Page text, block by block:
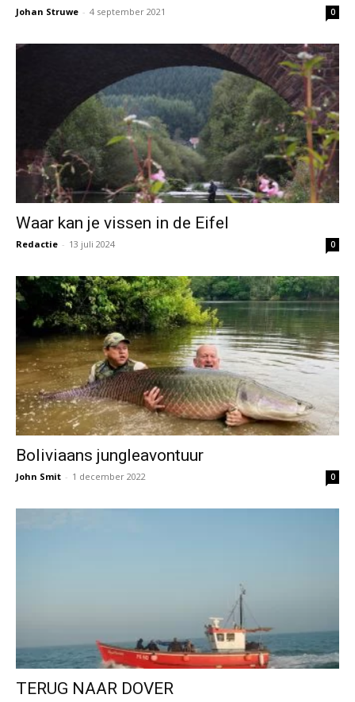
Johan Struwe - 4 september 2021 0
Waar kan je vissen in de Eifel
Redactie - 13 juli 2024 0
Boliviaans jungleavontuur
John Smit - 1 december 2022 0
TERUG NAAR DOVER